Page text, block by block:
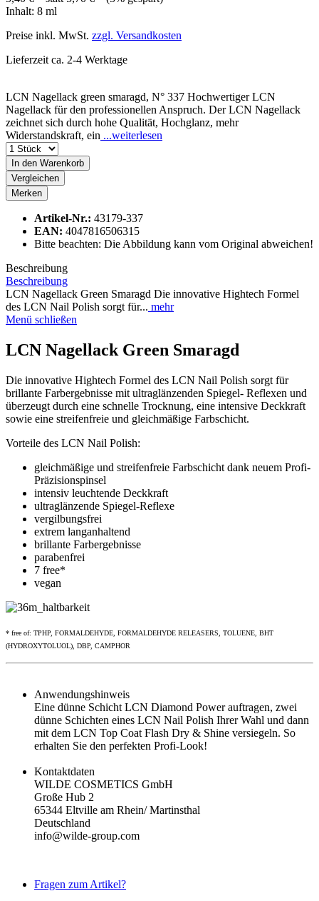
Inhalt: 8 ml
Preise inkl. MwSt. zzgl. Versandkosten
Lieferzeit ca. 2-4 Werktage
LCN Nagellack green smaragd, N° 337 Hochwertiger LCN
Nagellack für den professionellen Anspruch. Der LCN Nagellack
zeichnet sich durch hohe Qualität, Hochglanz, mehr
Widerstandskraft, ein ...weiterlesen
In den Warenkorb
Vergleichen
Merken
Artikel-Nr.: 43179-337
EAN: 4047816506315
Bitte beachten: Die Abbildung kann vom Original abweichen!
Beschreibung
Beschreibung
LCN Nagellack Green Smaragd Die innovative Hightech Formel
des LCN Nail Polish sorgt für... mehr
Menü schließen
LCN Nagellack Green Smaragd
Die innovative Hightech Formel des LCN Nail Polish sorgt für
brillante Farbergebnisse mit ultraglänzenden Spiegel- Reflexen und
überzeugt durch eine schnelle Trocknung, eine intensive Deckkraft
sowie eine streifenfreie und gleichmäßige Farbschicht.
Vorteile des LCN Nail Polish:
gleichmäßige und streifenfreie Farbschicht dank neuem Profi-
Präzisionspinsel
intensiv leuchtende Deckkraft
ultraglänzende Spiegel-Reflexe
vergilbungsfrei
extrem langanhaltend
brillante Farbergebnisse
parabenfrei
7 free*
vegan
* free of: TPHP, FORMALDEHYDE, FORMALDEHYDE RELEASERS, TOLUENE, BHT
(HYDROXYTOLUOL), DBP, CAMPHOR
Anwendungshinweis
Eine dünne Schicht LCN Diamond Power auftragen, zwei
dünne Schichten eines LCN Nail Polish Ihrer Wahl und dann
mit dem LCN Top Coat Flash Dry & Shine versiegeln. So
erhalten Sie den perfekten Profi-Look!
Kontaktdaten
WILDE COSMETICS GmbH
Große Hub 2
65344 Eltville am Rhein/ Martinsthal
Deutschland
info@wilde-group.com
Fragen zum Artikel?